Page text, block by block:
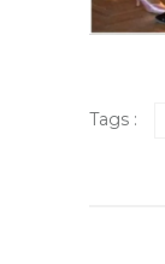
Tags :